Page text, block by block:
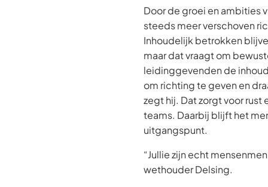
Door de groei en ambities
steeds meer verschoven
Inhoudelijk betrokken
maar dat vraagt om
leidinggevenden de
om richting te geven en
zegt hij. Dat zorgt voor
teams. Daarbij blijft het
uitgangspunt.
“Jullie zijn echt
wethouder Delsing.